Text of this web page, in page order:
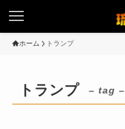
ホーム トランプ
トランプ – tag –